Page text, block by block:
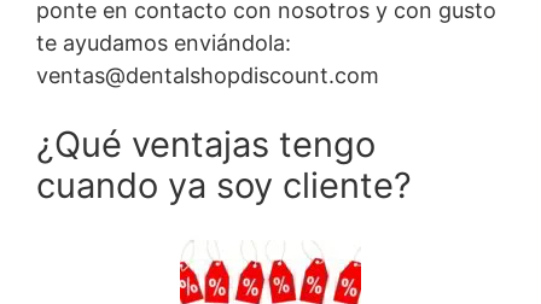
ponte en contacto con nosotros y con gusto
te ayudamos enviándola:
ventas@dentalshopdiscount.com
¿Qué ventajas tengo
cuando ya soy cliente?